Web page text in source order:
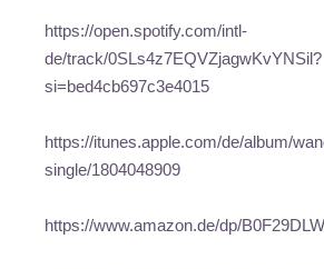
https://open.spotify.com/intl-
de/track/0SLs4z7EQVZjagwKvYNSil?
si=bed4cb697c3e4015
https://itunes.apple.com/de/album/
single/1804048909
https://www.amazon.de/dp/